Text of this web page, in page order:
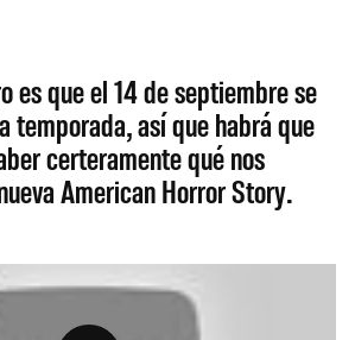
es que el 14 de septiembre se
temporada, así que habrá que
certeramente qué nos
American Horror Story.